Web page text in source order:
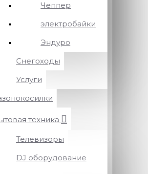
Чеппер
электробайки
Эндуро
Снегоходы
Услуги
техника
Телевизоры
DJ оборудование